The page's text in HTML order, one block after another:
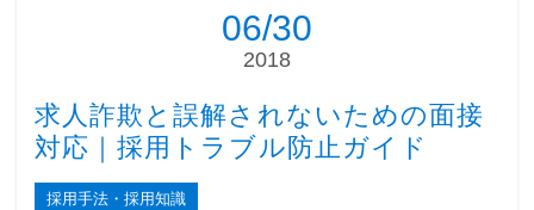
06/30
2018
求人詐欺と誤解されないための面接
対応｜採用トラブル防止ガイド
採用手法・採用知識